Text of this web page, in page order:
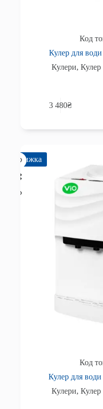
Кулер для
Кулери, Кулер
3 480₴
Знижка
Кулер для
Кулери, Кулер